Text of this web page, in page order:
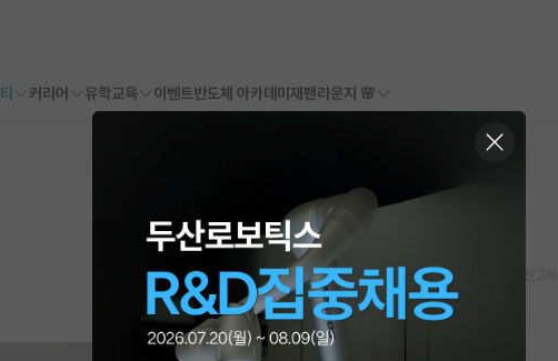
커리어 유학교육 이벤트반도체 아카데미 재팬라운지 🌸